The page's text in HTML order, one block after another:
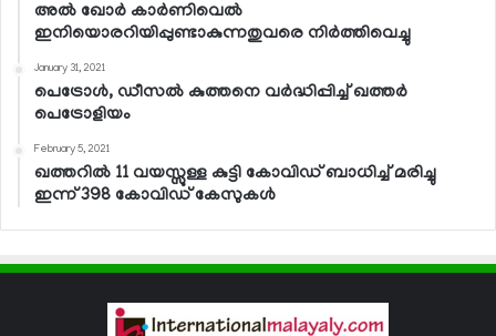
അല്‍ ഖോര്‍ കാര്‍ണിവെല്‍
ഇനിയൊരറിയിപ്പുണ്ടാകുന്നതുവരെ നിര്‍ത്തിവെച്ചു
January 31, 2021
പെട്രോള്‍, ഡീസല്‍ കുത്തനെ വര്‍ദ്ധിപ്പിച്ച് ഖത്തര്‍
പെട്രോളിയം
February 5, 2021
ഖത്തറില്‍ 11 വയസ്സുള്ള കുട്ടി കോവിഡ് ബാധിച്ച് മരിച്ചു
ഇന്ന് 398 കോവിഡ് കേസുകള്‍